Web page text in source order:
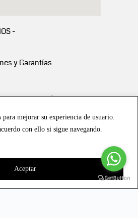
mejorar su experiencia de usuario.
con ello si sigue navegando.
Aceptar
-
y Garantías
y paga en 3 cuotas
reserved - Vialmotor